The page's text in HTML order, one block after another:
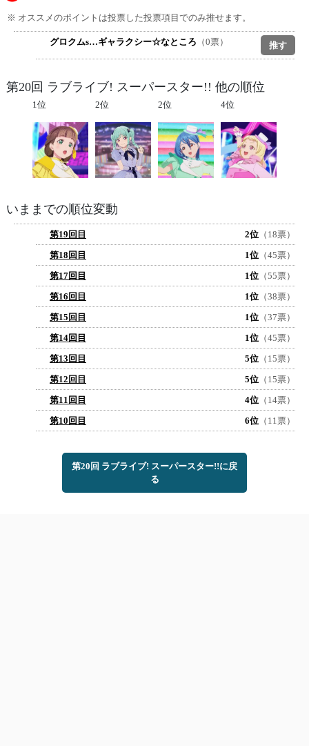
※ オススメのポイントは投票した投票項目でのみ推せます。
グロクムs…ギャラクシー☆なところ （0票）
第20回 ラブライブ! スーパースター!! 他の順位
1位 2位 2位 4位
いままでの順位変動
第19回目 2位 （18票）
第18回目
1位 （45票）
第17回目
1位 （55票）
第16回目
1位 （38票）
第15回目
1位 （37票）
第14回目
1位 （45票）
第13回目
5位 （15票）
第12回目
5位 （15票）
第11回目
4位 （14票）
第10回目
6位 （11票）
第20回 ラブライブ! スーパースター!!に戻
る